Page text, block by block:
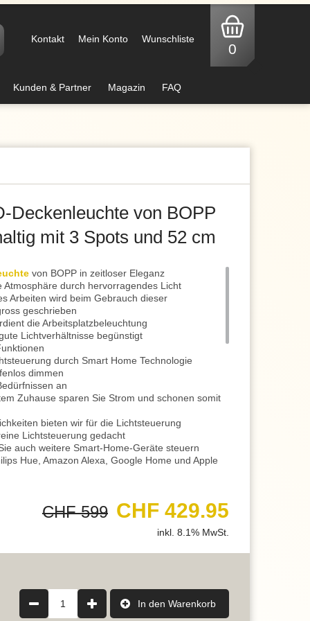
Kontakt Mein Konto Wunschliste
0
Kunden & Partner Magazin FAQ
Deckenleuchte von BOPP
mit 3 Spots und 52 cm
von BOPP in zeitloser Eleganz
Atmosphäre durch hervorragendes Licht
Arbeiten wird beim Gebrauch dieser
geschrieben
die Arbeitsplatzbeleuchtung
Lichtverhältnisse begünstigt
durch Smart Home Technologie
dimmen
an
Zuhause sparen Sie Strom und schonen somit
bieten wir für die Lichtsteuerung
Lichtsteuerung gedacht
auch weitere Smart-Home-Geräte steuern
Hue, Amazon Alexa, Google Home und Apple
Beispiel bei Besprechungen mit
von Hell auf Dunkel und zurück
die Ihnen dieses Licht bietet
CHF 599 CHF 429.95
inkl. 8.1% MwSt.
1 In den Warenkorb